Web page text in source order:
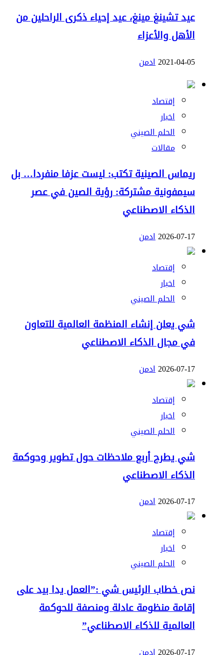
عيد تشينغ مينغ، عيد إحياء ذكرى الراحلين من
الأهل والأعزاء
2021-04-05ادمن
إقتصاد
اخبار
الحلم الصيني
مقالات
ريماس الصينية تكتب: ليست عزفا منفردا… بل
سيمفونية مشتركة: رؤية الصين في عصر
الذكاء الاصطناعي
2026-07-17ادمن
إقتصاد
اخبار
الحلم الصيني
شي يعلن إنشاء المنظمة العالمية للتعاون
في مجال الذكاء الاصطناعي
2026-07-17ادمن
إقتصاد
اخبار
الحلم الصيني
شي يطرح أربع ملاحظات حول تطوير وحوكمة
الذكاء الاصطناعي
2026-07-17ادمن
إقتصاد
اخبار
الحلم الصيني
نص خطاب الرئيس شي :”العمل يدا بيد على
إقامة منظومة عادلة ومنصفة للحوكمة
العالمية للذكاء الاصطناعي”